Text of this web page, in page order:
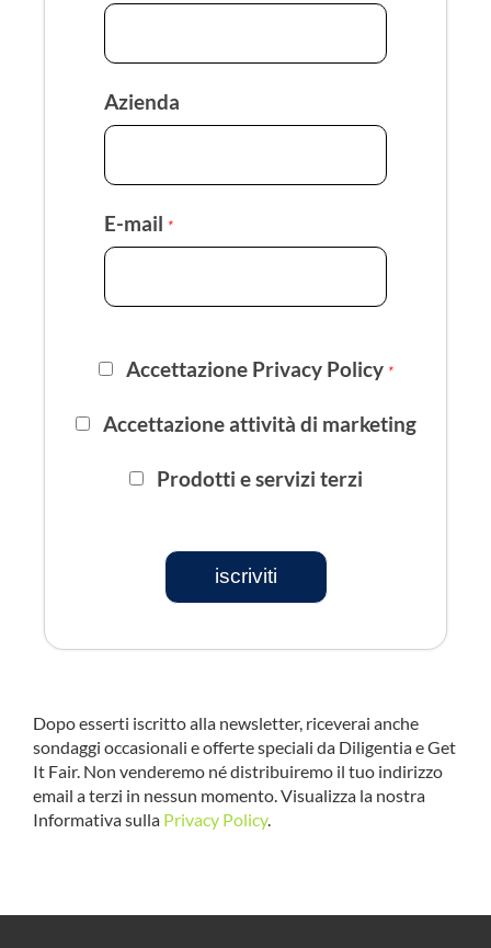
Azienda
E-mail *
Accettazione Privacy Policy *
Accettazione attività di marketing
Prodotti e servizi terzi
iscriviti
Dopo esserti iscritto alla newsletter, riceverai anche
sondaggi occasionali e offerte speciali da Diligentia e Get
It Fair. Non venderemo né distribuiremo il tuo indirizzo
email a terzi in nessun momento. Visualizza la nostra
Informativa sulla Privacy Policy.